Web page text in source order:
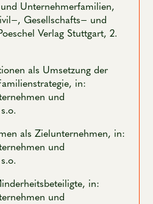
Unternehmerfamilien,
Gesellschafts− und
Verlag Stuttgart, 2.
als Umsetzung der
in:
und
als Zielunternehmen, in:
und
in:
und